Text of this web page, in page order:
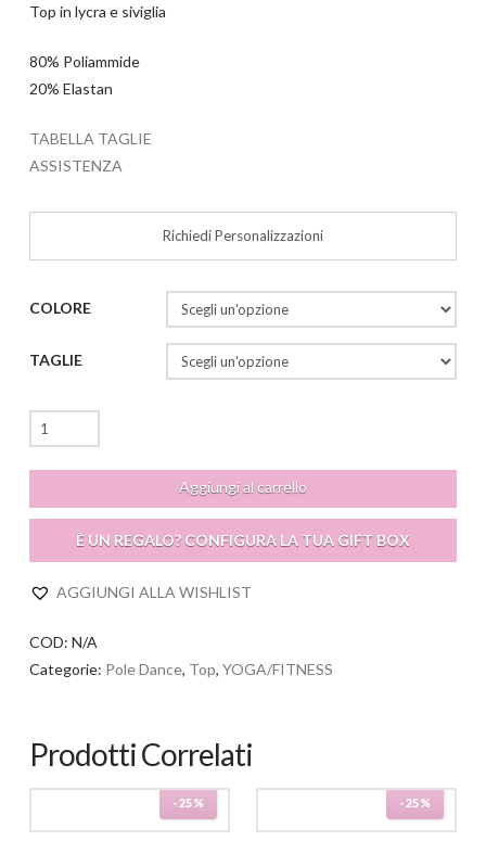
Top in lycra e siviglia
80% Poliammide
20% Elastan
TABELLA TAGLIE
ASSISTENZA
Richiedi Personalizzazioni
COLORE
TAGLIE
Giuditta
Top
Aggiungi al carrello
È UN REGALO? CONFIGURA LA TUA GIFT BOX
AGGIUNGI ALLA WISHLIST
COD: N/A
Categorie: Pole Dance, Top, YOGA/FITNESS
Prodotti Correlati
-25% -25%